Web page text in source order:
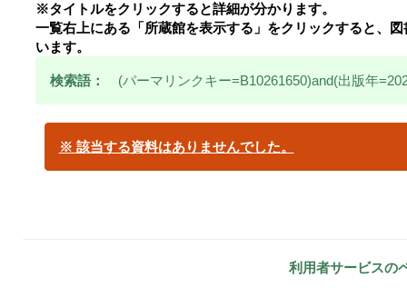
※タイトルをクリックすると詳細が分かります。
一覧右上にある「所蔵館を表示する」をクリックすると、
います。
検索語： (パーマリンクキー=B10261650)and(出版年
※ 該当する資料はありませんでした。
利用者サービスの